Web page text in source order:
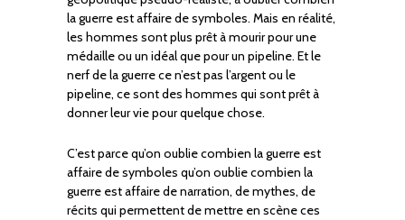
la guerre est affaire de symboles. Mais en réalité,
les hommes sont plus prêt à mourir pour une
médaille ou un idéal que pour un pipeline. Et le
nerf de la guerre ce n’est pas l’argent ou le
pipeline, ce sont des hommes qui sont prêt à
donner leur vie pour quelque chose.
C’est parce qu’on oublie combien la guerre est
affaire de symboles qu’on oublie combien la
guerre est affaire de narration, de mythes, de
récits qui permettent de mettre en scène ces